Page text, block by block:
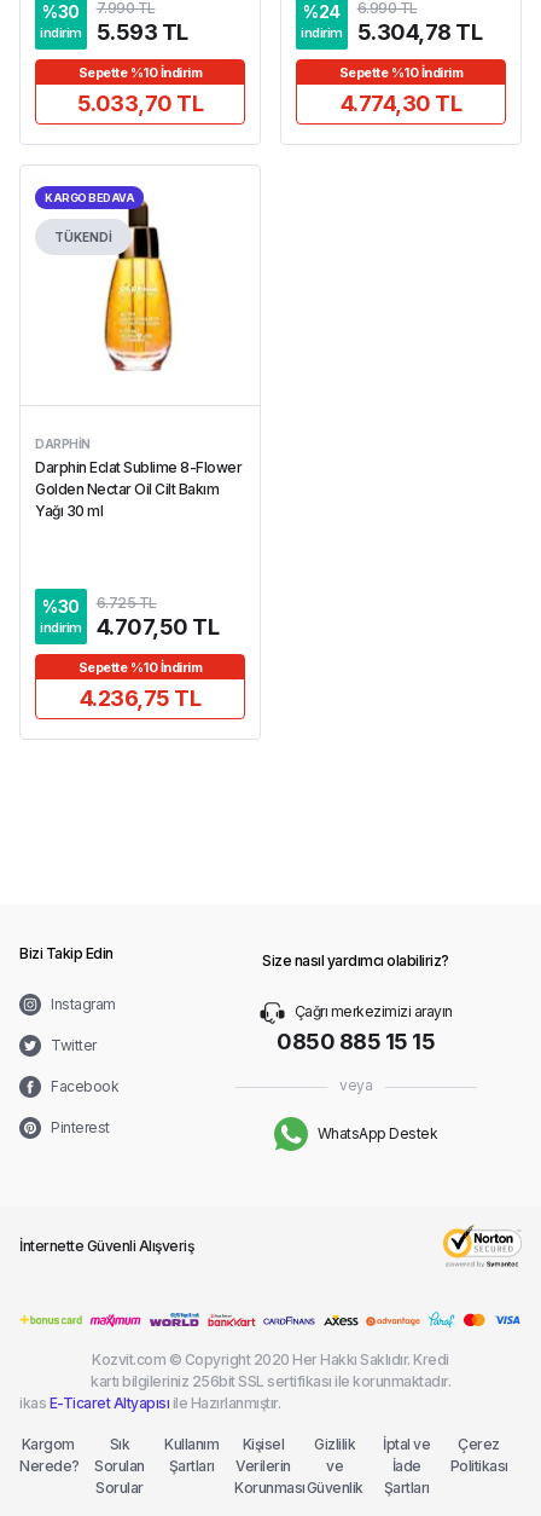
%30
indirim
7.990 TL
5.593 TL
Sepette %10 İndirim
5.033,70 TL
%24
indirim
6.990 TL
5.304,78 TL
Sepette %10 İndirim
4.774,30 TL
KARGO BEDAVA
TÜKENDİ
DARPHIN
Darphin Eclat Sublime 8-Flower
Golden Nectar Oil Cilt Bakım
Yağı 30 ml
%30
indirim
6.725 TL
4.707,50 TL
Sepette %10 İndirim
4.236,75 TL
Bizi Takip Edin
Instagram
Twitter
Facebook
Pinterest
Size nasıl yardımcı olabiliriz?
Çağrı merkezimizi arayın
0850 885 15 15
veya
WhatsApp Destek
İnternette Güvenli Alışveriş
Kozvit.com © Copyright 2020 Her Hakkı Saklıdır. Kredi
kartı bilgileriniz 256bit SSL sertifikası ile korunmaktadır.
ikas E-Ticaret Altyapısı ile Hazırlanmıştır.
Kargom
Nerede?
Sık
Sorulan
Sorular
Kullanım
Şartları
Kişisel
Verilerin
Korunması
Gizlilik
ve
Güvenlik
İptal ve
İade
Şartları
Çerez
Politikası